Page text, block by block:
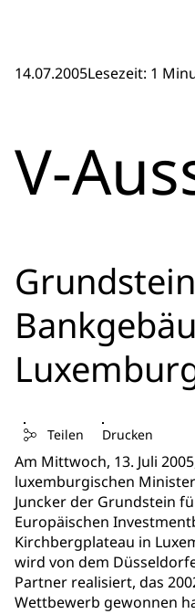
14.07.2005Lesezeit: 1
V-
Teilen Drucken
Am Mittwoch, 13. Juli
luxemburgischen
Juncker der Grundstein
Europäischen
Kirchbergplateau in
wird von dem
Partner realisiert, das
Wettbewerb gewonnen